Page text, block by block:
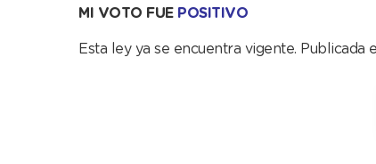
MI VOTO FUE POSITIVO
Esta ley ya se encuentra vigente. Publicada